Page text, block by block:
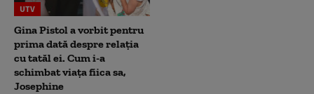
UTV
Gina Pistol a vorbit pentru
prima dată despre relația
cu tatăl ei. Cum i-a
schimbat viața fiica sa,
Josephine